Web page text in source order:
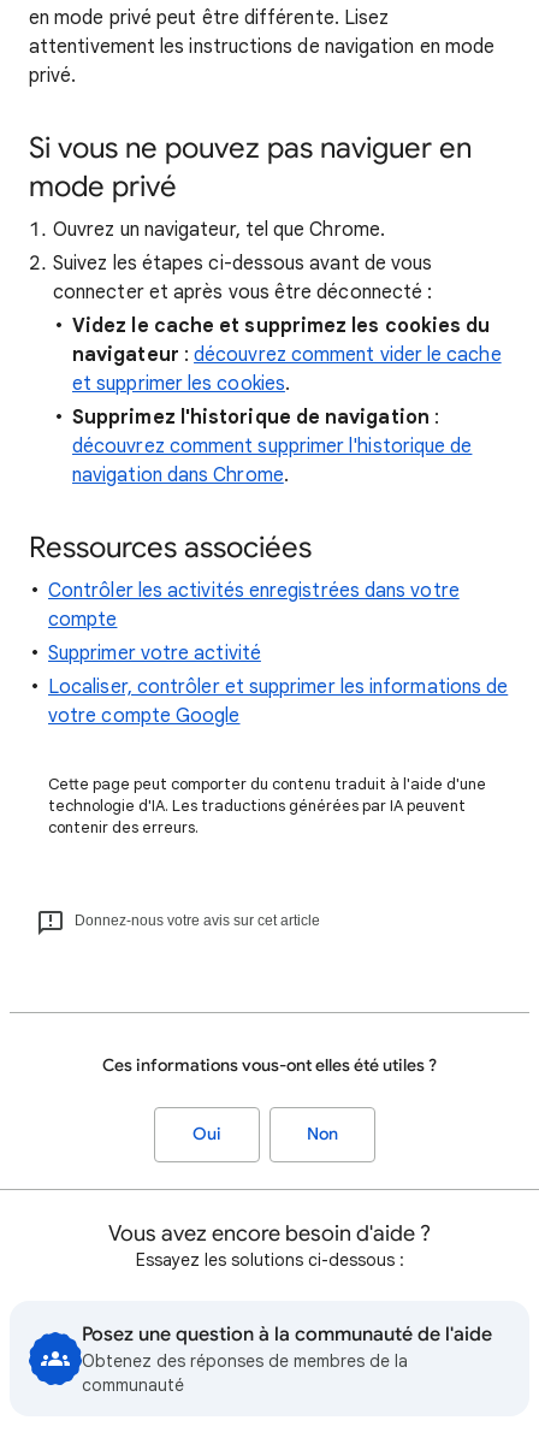
en mode privé peut être différente. Lisez
attentivement les instructions de navigation en mode
privé.
Si vous ne pouvez pas naviguer en
mode privé
Ouvrez un navigateur, tel que Chrome.
Suivez les étapes ci-dessous avant de vous
connecter et après vous être déconnecté :
Videz le cache et supprimez les cookies du
navigateur :découvrez comment vider le cache
et supprimer les cookies.
Supprimez l'historique de navigation :
découvrez comment supprimer l'historique de
navigation dans Chrome.
Ressources associées
Contrôler les activités enregistrées dans votre
compte
Supprimer votre activité
Localiser, contrôler et supprimer les informations de
votre compte Google
Cette page peut comporter du contenu traduit à l'aide d'une
technologie d'IA. Les traductions générées par IA peuvent
contenir des erreurs.
Donnez-nous votre avis sur cet article
Ces informations vous-ont elles été utiles ?
Oui Non
Vous avez encore besoin d'aide ?
Essayez les solutions ci-dessous :
Posez une question à la communauté de l'aide
Obtenez des réponses de membres de la
communauté